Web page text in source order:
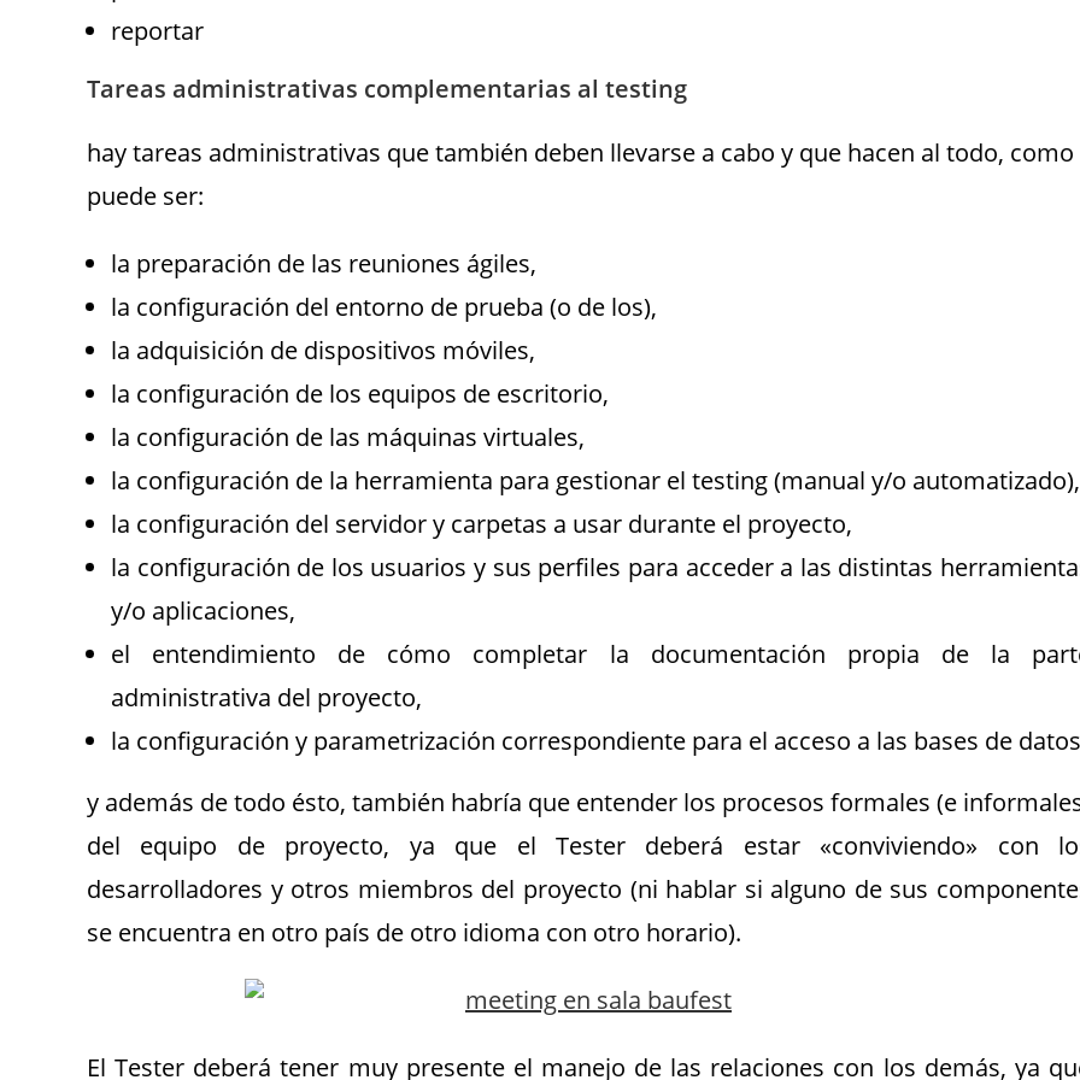
reportar
Tareas administrativas complementarias al testing
hay tareas administrativas que también deben llevarse a cabo y que hacen al todo, como
puede ser:
la preparación de las reuniones ágiles,
la configuración del entorno de prueba (o de los),
la adquisición de dispositivos móviles,
la configuración de los equipos de escritorio,
la configuración de las máquinas virtuales,
la configuración de la herramienta para gestionar el testing (manual y/o automatizado),
la configuración del servidor y carpetas a usar durante el proyecto,
la configuración de los usuarios y sus perfiles para acceder a las distintas
y/o aplicaciones,
el entendimiento de cómo completar la documentación propia de la
administrativa del proyecto,
la configuración y parametrización correspondiente para el acceso a las bases de
y además de todo ésto, también habría que entender los procesos formales (e
del equipo de proyecto, ya que el Tester deberá estar «conviviendo» con
desarrolladores y otros miembros del proyecto (ni hablar si alguno de sus
se encuentra en otro país de otro idioma con otro horario).
El Tester deberá tener muy presente el manejo de las relaciones con los demás, ya